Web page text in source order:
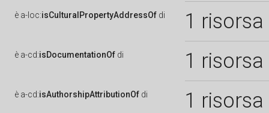
è a-loc:isCulturalPropertyAddressOf di 1 risorsa
è a-cd:isDocumentationOf di 1 risorsa
è a-cd:isAuthorshipAttributionOf di 1 risorsa